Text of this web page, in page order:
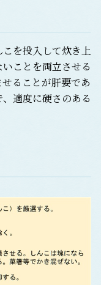
を投入して炊き上
ことを両立させる
ることが肝要であ
適度に硬さのある